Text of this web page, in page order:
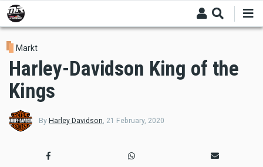
Skip
to
main
content
Markt
Harley-Davidson King of the
Kings
By Harley Davidson 21 February, 2020